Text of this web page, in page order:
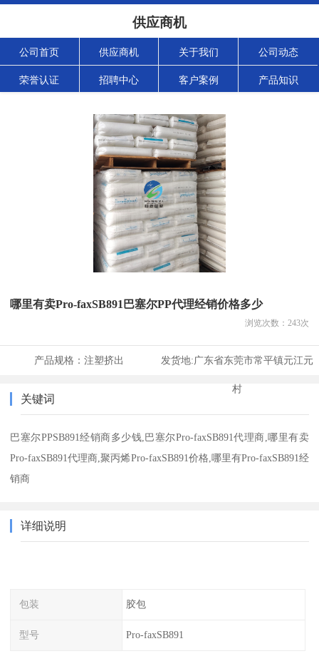
供应商机
公司首页 供应商机 关于我们 公司动态
荣誉认证 招聘中心 客户案例 产品知识
哪里有卖Pro-faxSB891巴塞尔PP代理经销价格多少
浏览次数： 243次
产品规格： 注塑挤出 发货地:广东省东莞市常平镇元江元
村
关键词
巴塞尔PPSB891经销商多少钱,巴塞尔Pro-faxSB891代理商,哪里有卖
Pro-faxSB891代理商,聚丙烯Pro-faxSB891价格,哪里有Pro-faxSB891经
销商
详细说明
包装 胶包
型号 Pro-faxSB891